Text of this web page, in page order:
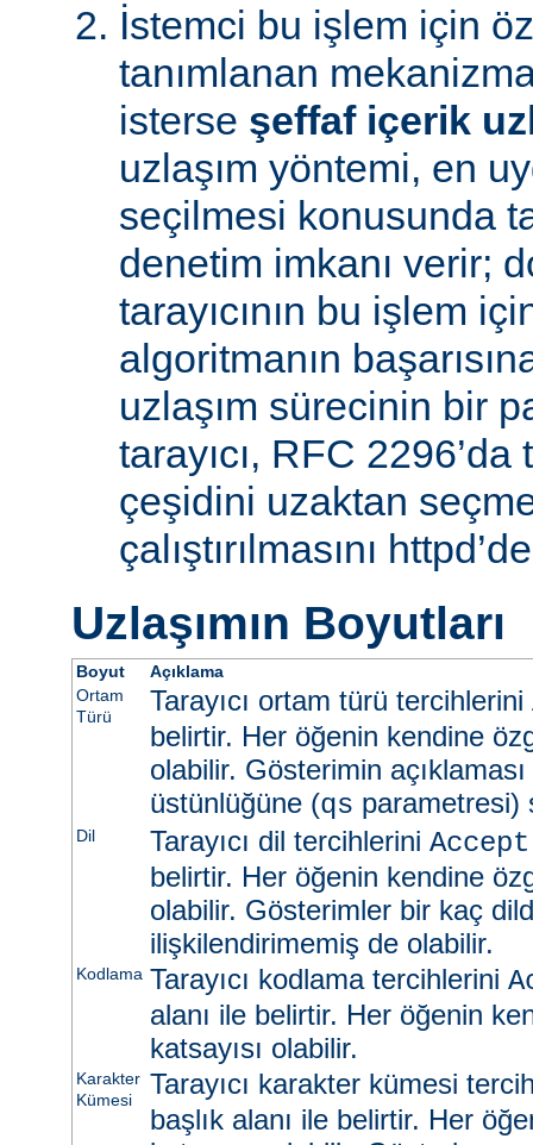
İstemci bu işlem için
tanımlanan
isterse şeffaf içerik
uzlaşım yöntemi, en
seçilmesi konusunda
denetim imkanı verir;
tarayıcının bu işlem
algoritmanın
uzlaşım sürecinin bir
tarayıcı, RFC
çeşidini uzaktan seçme
çalıştırılmasını
Uzlaşımın Boyutları
Boyut
Açıklama
Ortam
Türü
Tarayıcı ortam türü tercihlerini
belirtir. Her öğenin kendine
olabilir. Gösterimin
üstünlüğüne (qs parametresi)
Dil Tarayıcı dil tercihlerini
belirtir. Her öğenin kendine
olabilir. Gösterimler bir kaç
ilişkilendirimemiş de olabilir.
Kodlama Tarayıcı kodlama tercihlerini
alanı ile belirtir. Her öğenin
katsayısı olabilir.
Karakter
Kümesi
Tarayıcı karakter kümesi
başlık alanı ile belirtir. Her